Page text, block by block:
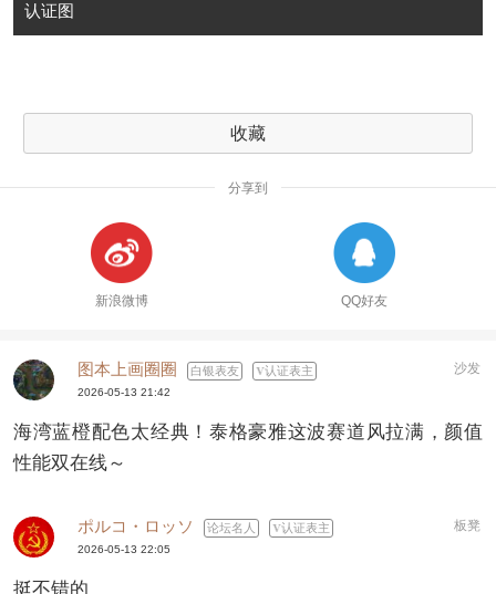
认证图
收藏
分享到
新浪微博 QQ好友
图本上画圈圈 白银表友 认证表主 沙发
2026-05-13 21:42
海湾蓝橙配色太经典！泰格豪雅这波赛道风拉满，颜值
性能双在线～
ポルコ・ロッソ 论坛名人 认证表主 板凳
2026-05-13 22:05
挺不错的